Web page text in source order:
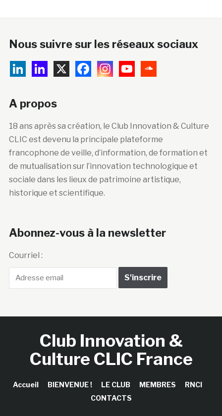
Nous suivre sur les réseaux sociaux
A propos
18 ans après sa création, le Club Innovation & Culture
CLIC est devenu la principale plateforme
francophone de veille, d’information, de formation et
de mutualisation sur l’innovation technologique et
sociale dans les lieux de patrimoine artistique,
historique et scientifique.
Abonnez-vous à la newsletter
Courriel :
Club Innovation &
Culture CLIC France
Accueil BIENVENUE ! LE CLUB MEMBRES
RNCI
CONTACTS